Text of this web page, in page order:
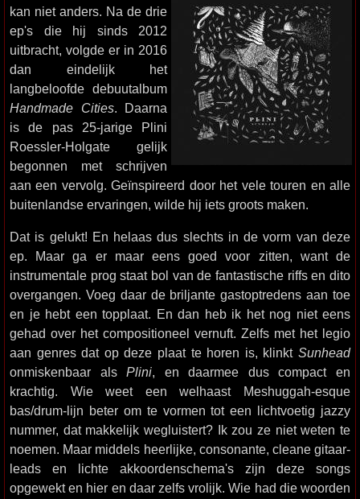
kan niet anders. Na de drie
ep's die hij sinds 2012
uitbracht, volgde er in 2016
dan eindelijk het
langbeloofde debuutalbum
Handmade Cities. Daarna
is de pas 25-jarige Plini
Roessler-Holgate gelijk
begonnen met schrijven
aan een vervolg. Geïnspireerd door het vele touren en alle
buitenlandse ervaringen, wilde hij iets groots maken.
Dat is gelukt! En helaas dus slechts in de vorm van deze
ep. Maar ga er maar eens goed voor zitten, want de
instrumentale prog staat bol van de fantastische riffs en dito
overgangen. Voeg daar de briljante gastoptredens aan toe
en je hebt een topplaat. En dan heb ik het nog niet eens
gehad over het compositioneel vernuft. Zelfs met het legio
aan genres dat op deze plaat te horen is, klinkt Sunhead
onmiskenbaar alsPlini, en daarmee dus compact en
krachtig. Wie weet een welhaast Meshuggah-esque
bas/drum-lijn beter om te vormen tot een lichtvoetig jazzy
nummer, dat makkelijk wegluistert? Ik zou ze niet weten te
noemen. Maar middels heerlijke, consonante, cleane gitaar-
leads en lichte akkoordenschema's zijn deze songs
opgewekt en hier en daar zelfs vrolijk. Wie had die woorden